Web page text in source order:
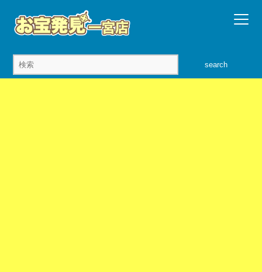
search